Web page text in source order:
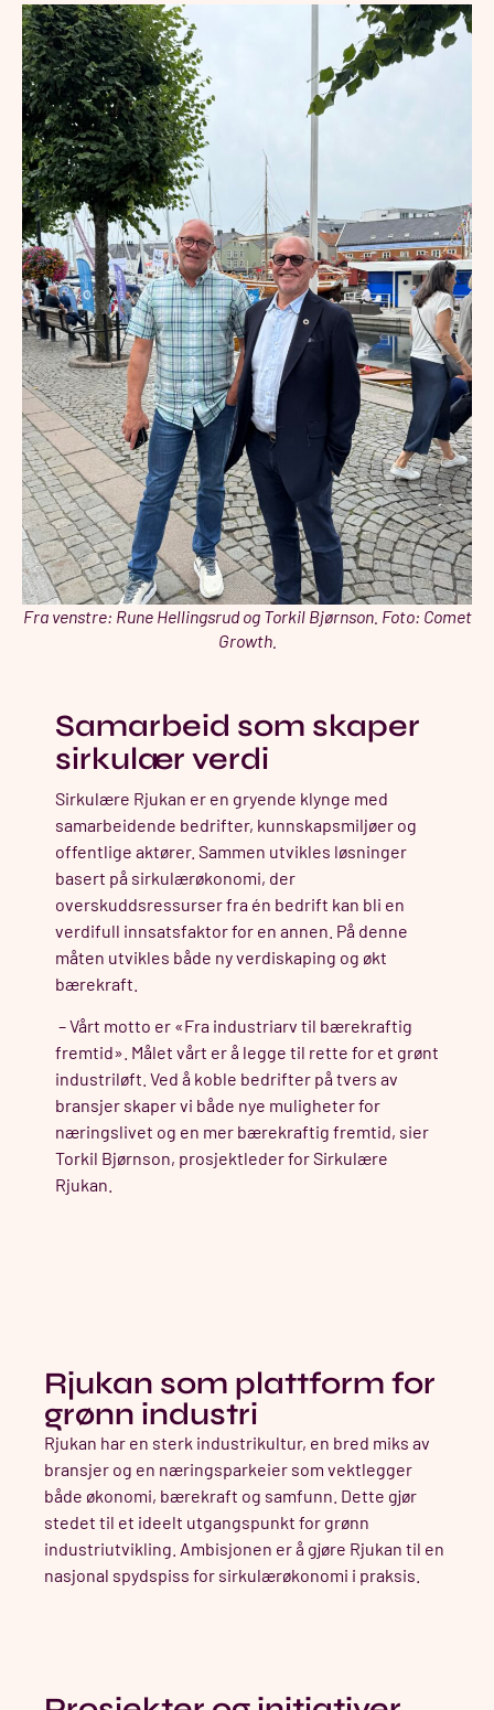
Samarbeid som skaper
sirkulær verdi
Sirkulære Rjukan er en gryende klynge med
samarbeidende bedrifter, kunnskapsmiljøer og
offentlige aktører. Sammen utvikles løsninger
basert på sirkulærøkonomi, der
overskuddsressurser fra én bedrift kan bli en
verdifull innsatsfaktor for en annen. På denne
måten utvikles både ny verdiskaping og økt
bærekraft.
– Vårt motto er «Fra industriarv til bærekraftig
fremtid». Målet vårt er å legge til rette for et grønt
industriløft. Ved å koble bedrifter på tvers av
bransjer skaper vi både nye muligheter for
næringslivet og en mer bærekraftig fremtid, sier
Torkil Bjørnson, prosjektleder for Sirkulære
Rjukan.
Fra venstre: Rune Hellingsrud og Torkil Bjørnson. Foto: Comet
Growth.
Rjukan som plattform for
grønn industri
Rjukan har en sterk industrikultur, en bred miks av
bransjer og en næringsparkeier som vektlegger
både økonomi, bærekraft og samfunn. Dette gjør
stedet til et ideelt utgangspunkt for grønn
industriutvikling. Ambisjonen er å gjøre Rjukan til en
nasjonal spydspiss for sirkulærøkonomi i praksis.